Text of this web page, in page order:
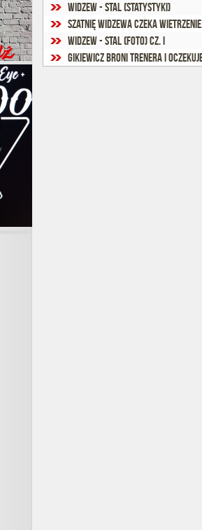
Widzew - Stal (statystyki)
Szatnię Widzewa czeka
Widzew - Stal (foto) cz. I
Gikiewicz broni trenera i